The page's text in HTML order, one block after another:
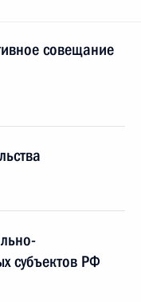
совещание
субъектов РФ